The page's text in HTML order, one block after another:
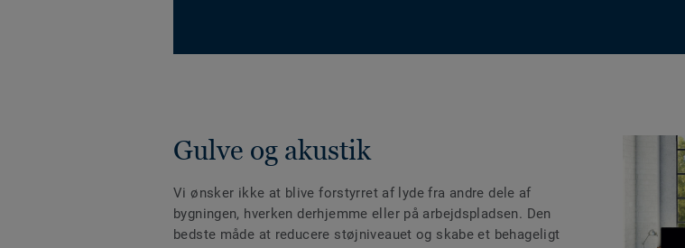
Gulve og akustik
Vi ønsker ikke at blive forstyrret af lyde fra andre dele af
bygningen, hverken derhjemme eller på arbejdspladsen. Den
bedste måde at reducere støjniveauet og skabe et behageligt